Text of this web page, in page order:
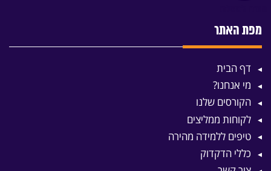
מפת האתר
דף הבית
מי אנחנו?
הקורסים שלנו
לקוחות ממליצים
טיפים ללמידה מהירה
כללי הדקדוק